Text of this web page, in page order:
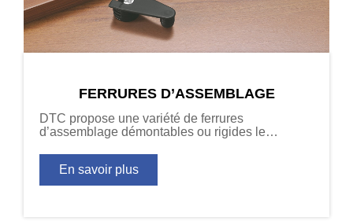
FERRURES D’ASSEMBLAGE
DTC propose une variété de ferrures
d’assemblage démontables ou rigides le
En savoir plus